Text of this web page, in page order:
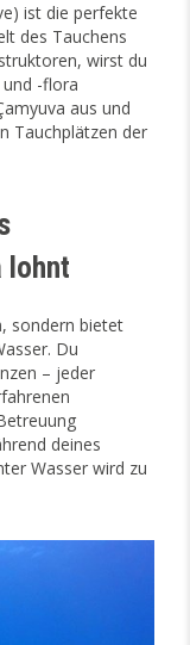
ist die perfekte
des Tauchens
wirst du
-flora
aus und
Tauchplätzen der
lohnt
sondern bietet
Du
– jeder
deines
Wasser wird zu